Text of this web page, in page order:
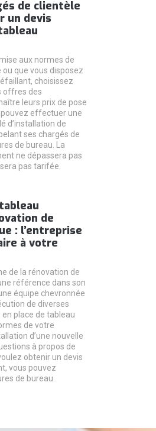
de clientèle
un devis
aux normes de
que vous disposez
choisissez
offres des
leurs prix de pose
pouvez effectuer une
d’installation de
ses chargés de
de bureau. La
ne dépassera pas
pas tarifée.
de
: l’entreprise
à votre
de la rénovation de
référence dans son
équipe chevronnée
de diverses
place de tableau
de votre
d’une nouvelle
à propos de
obtenir un devis
vous pouvez
de bureau.